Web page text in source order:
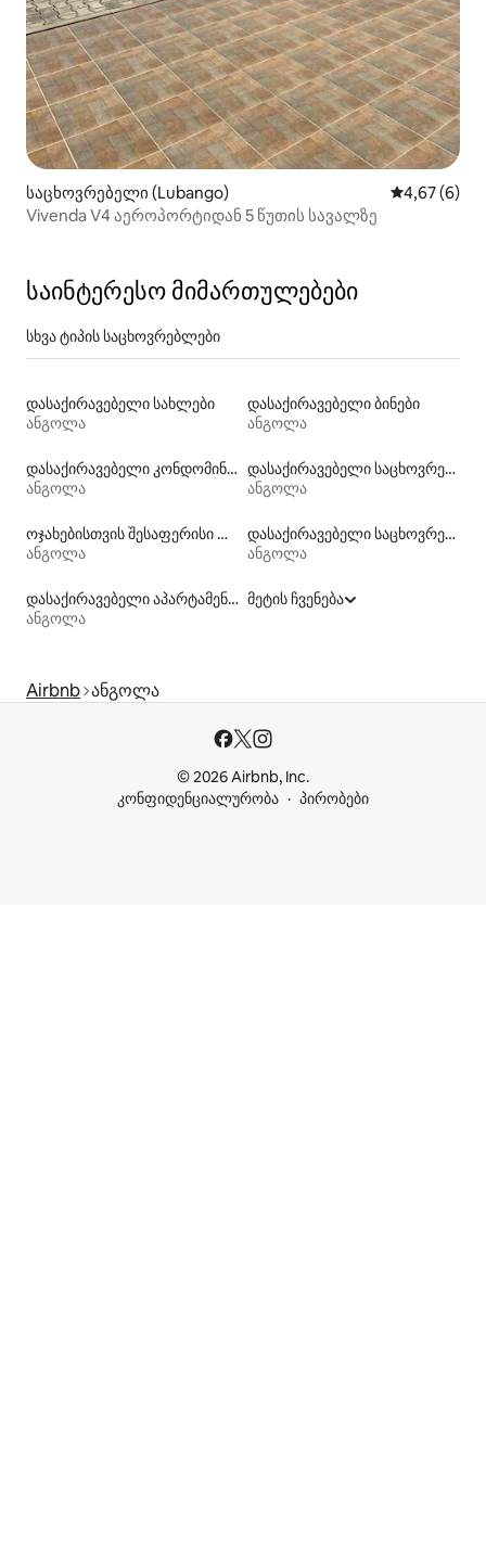
საცხოვრებელი (Lubango) საშუალო
4,67 (6)
Vivenda V4 აეროპორტიდან 5 წუთის სავალზე
საინტერესო მიმართულებები
სხვა ტიპის საცხოვრებლები
დასაქირავებელი სახლები
ანგოლა
დასაქირავებელი ბინები
ანგოლა
დასაქირავებელი კონდომინიუმები
ანგოლა
დასაქირავებელი საცხოვრებლები პლაჟზე გასასვლელით
ანგოლა
ოჯახებისთვის შესაფერისი დასაქირავებელი საცხოვრებლები
ანგოლა
დასაქირავებელი საცხოვრებლები ჰიდრომასაჟის აუზით
ანგოლა
დასაქირავებელი აპარტამენტები
ანგოლა
მეტის ჩვენება
Airbnb ანგოლა
© 2026 Airbnb, Inc.
კონფიდენციალურობა
პირობები